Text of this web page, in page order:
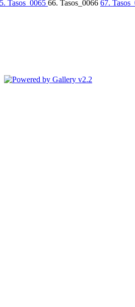
Tasos_0065 66. Tasos_0066 67.